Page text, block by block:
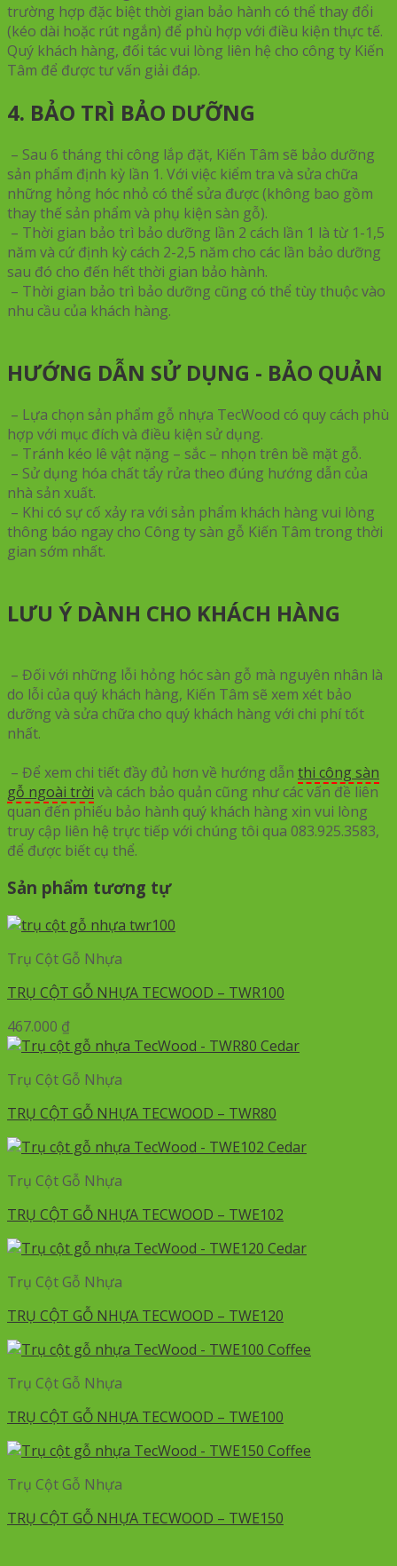
trường hợp đặc biệt thời gian bảo hành có thể thay đổi
(kéo dài hoặc rút ngắn) để phù hợp với điều kiện thực tế.
Quý khách hàng, đối tác vui lòng liên hệ cho công ty Kiến
Tâm để được tư vấn giải đáp.
4. BẢO TRÌ BẢO DƯỠNG
– Sau 6 tháng thi công lắp đặt, Kiến Tâm sẽ bảo dưỡng
sản phẩm định kỳ lần 1. Với việc kiểm tra và sửa chữa
những hỏng hóc nhỏ có thể sửa được (không bao gồm
thay thế sản phẩm và phụ kiện sàn gỗ).
– Thời gian bảo trì bảo dưỡng lần 2 cách lần 1 là từ 1-1,5
năm và cứ định kỳ cách 2-2,5 năm cho các lần bảo dưỡng
sau đó cho đến hết thời gian bảo hành.
– Thời gian bảo trì bảo dưỡng cũng có thể tùy thuộc vào
nhu cầu của khách hàng.
HƯỚNG DẪN SỬ DỤNG - BẢO QUẢN
– Lựa chọn sản phẩm gỗ nhựa TecWood có quy cách phù
hợp với mục đích và điều kiện sử dụng.
– Tránh kéo lê vật nặng – sắc – nhọn trên bề mặt gỗ.
– Sử dụng hóa chất tẩy rửa theo đúng hướng dẫn của
nhà sản xuất.
– Khi có sự cố xảy ra với sản phẩm khách hàng vui lòng
thông báo ngay cho Công ty sàn gỗ Kiến Tâm trong thời
gian sớm nhất.
LƯU Ý DÀNH CHO KHÁCH HÀNG
– Đối với những lỗi hỏng hóc sàn gỗ mà nguyên nhân là
do lỗi của quý khách hàng, Kiến Tâm sẽ xem xét bảo
dưỡng và sửa chữa cho quý khách hàng với chi phí tốt
nhất.
– Để xem chi tiết đầy đủ hơn về hướng dẫn thi công sàn
gỗ ngoài trời và cách bảo quản cũng như các vấn đề liên
quan đến phiếu bảo hành quý khách hàng xin vui lòng
truy cập liên hệ trực tiếp với chúng tôi qua 083.925.3583,
để được biết cụ thể.
Sản phẩm tương tự
Trụ Cột Gỗ Nhựa
TRỤ CỘT GỖ NHỰA TECWOOD – TWR100
467.000 ₫
Trụ Cột Gỗ Nhựa
TRỤ CỘT GỖ NHỰA TECWOOD – TWR80
Trụ Cột Gỗ Nhựa
TRỤ CỘT GỖ NHỰA TECWOOD – TWE102
Trụ Cột Gỗ Nhựa
TRỤ CỘT GỖ NHỰA TECWOOD – TWE120
Trụ Cột Gỗ Nhựa
TRỤ CỘT GỖ NHỰA TECWOOD – TWE100
Trụ Cột Gỗ Nhựa
TRỤ CỘT GỖ NHỰA TECWOOD – TWE150